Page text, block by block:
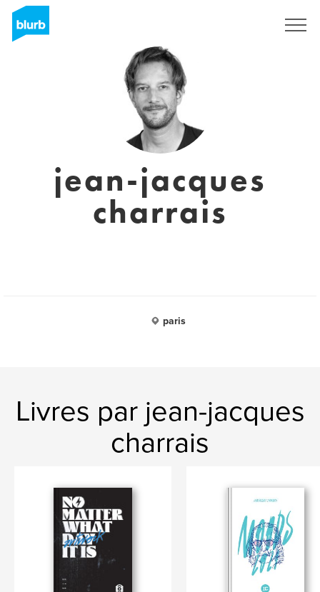
jean-jacques
charrais
paris
Livres par jean-jacques
charrais